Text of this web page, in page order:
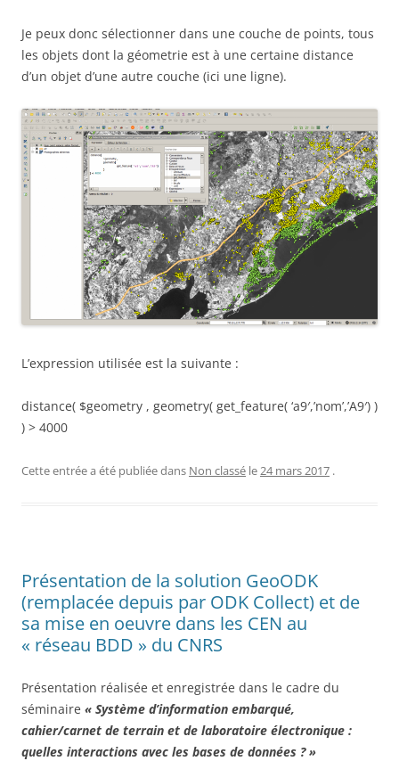
Je peux donc sélectionner dans une couche de points, tous
les objets dont la géometrie est à une certaine distance
d’un objet d’une autre couche (ici une ligne).
L’expression utilisée est la suivante :
distance( $geometry , geometry( get_feature( ‘a9′,’nom’,’A9′) )
) > 4000
Cette entrée a été publiée dans Non classé le24 mars 2017 .
Présentation de la solution GeoODK
(remplacée depuis par ODK Collect) et de
sa mise en oeuvre dans les CEN au
« réseau BDD » du CNRS
Présentation réalisée et enregistrée dans le cadre du
séminaire « Système d’information embarqué,
cahier/carnet de terrain et de laboratoire électronique :
quelles interactions avec les bases de données ? »